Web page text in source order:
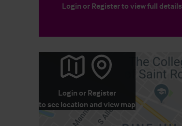
Login or Registerto view full details
Login or Register
to see location and view map